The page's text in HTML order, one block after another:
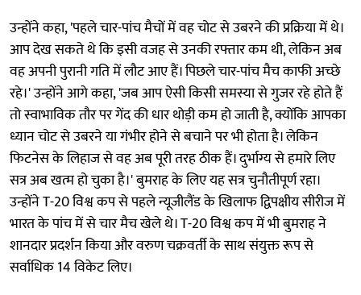
उन्होंने कहा, 'पहले चार-पांच मैचों में वह चोट से उबरने की प्रक्रिया में थे।
आप देख सकते थे कि इसी वजह से उनकी रफ्तार कम थी, लेकिन अब
वह अपनी पुरानी गति में लौट आए हैं। पिछले चार-पांच मैच काफी अच्छे
रहे।' उन्होंने आगे कहा, 'जब आप ऐसी किसी समस्या से गुजर रहे होते हैं
तो स्वाभाविक तौर पर गेंद की धार थोड़ी कम हो जाती है, क्योंकि आपका
ध्यान चोट से उबरने या गंभीर होने से बचाने पर भी होता है। लेकिन
फिटनेस के लिहाज से वह अब पूरी तरह ठीक हैं। दुर्भाग्य से हमारे लिए
सत्र अब खत्म हो चुका है।' बुमराह के लिए यह सत्र चुनौतीपूर्ण रहा।
उन्होंने T-20 विश्व कप से पहले न्यूजीलैंड के खिलाफ द्विपक्षीय सीरीज में
भारत के पांच में से चार मैच खेले थे। T-20 विश्व कप में भी बुमराह ने
शानदार प्रदर्शन किया और वरुण चक्रवर्ती के साथ संयुक्त रूप से
सर्वाधिक 14 विकेट लिए।